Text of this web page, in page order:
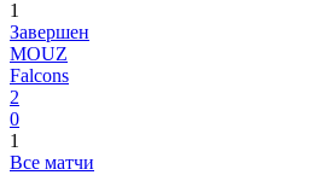
1
Завершен
MOUZ
Falcons
2
0
1
Все матчи